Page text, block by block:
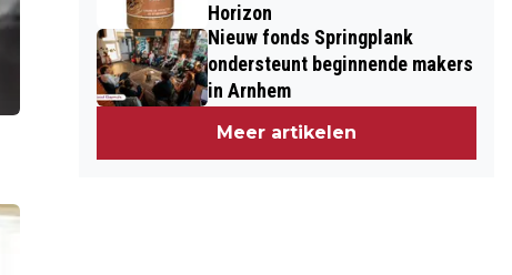
Horizon
Nieuw fonds Springplank
ondersteunt beginnende makers
in Arnhem
Meer artikelen